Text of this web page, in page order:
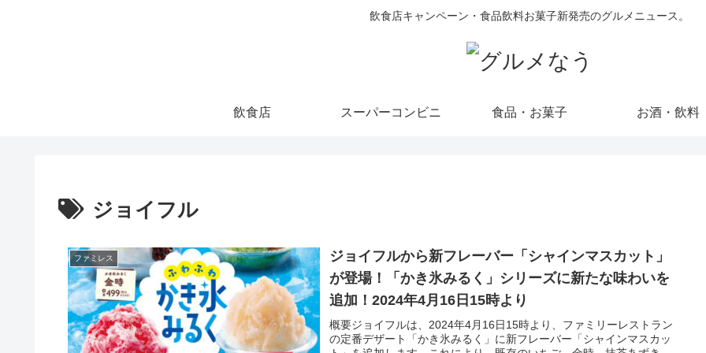
飲食店キャンペーン・食品飲料お菓子新発売のグルメニュース。
飲食店 スーパーコンビニ 食品・お菓子 お酒・飲料
ジョイフル
ファミレス
ジョイフルから新フレーバー「シャインマスカット」
が登場！「かき氷みるく」シリーズに新たな味わいを
追加！2024年4月16日15時より
概要ジョイフルは、2024年4月16日15時より、ファミリーレストラン
の定番デザート「かき氷みるく」に新フレーバー「シャインマスカッ